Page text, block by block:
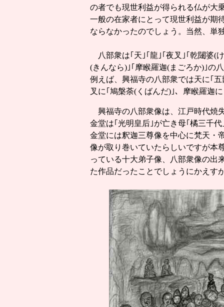
の者でも現世利益が得られる仏が大
一般の在家者にとって現世利益が期
ならなかったのでしょう。当然、単
八部衆は｢天｣｢龍｣｢夜叉｣｢乾闥婆(
(きんなら)｣｢摩睺羅迦(まごろか)｣の
例えば、興福寺の八部衆では天に｢
叉に｢鳩槃荼(くばんだ)｣、摩睺羅
興福寺の八部衆像は、江戸時代焼
金堂は｢光明皇后｣が亡き母｢橘三千
金堂には釈迦三尊像を中心に梵天・
像が取り巻いていたらしいですが本
っている十大弟子像、八部衆像の出
た作品だったことでしょうにかえ